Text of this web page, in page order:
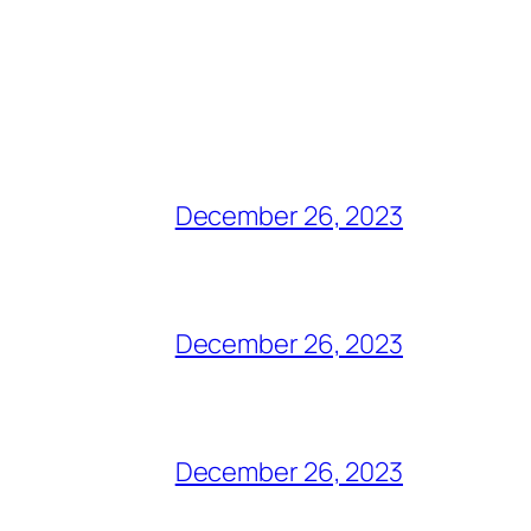
December 26, 2023
December 26, 2023
December 26, 2023